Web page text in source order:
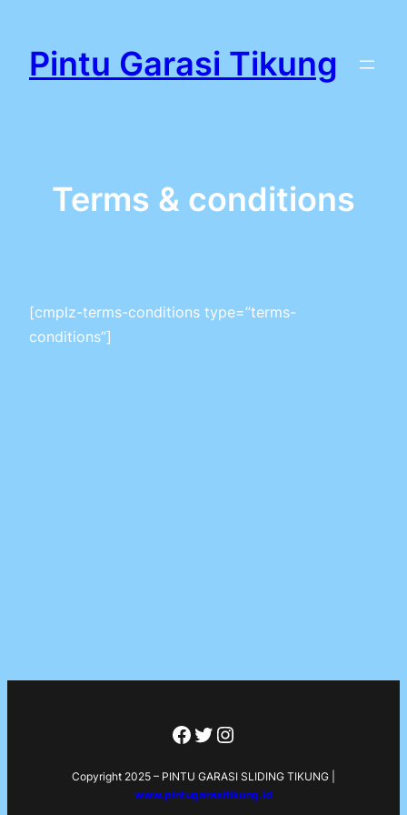
kontenPintu Garasi Tikung
Terms & conditions
[cmplz-terms-conditions type=”terms-
conditions”]
Facebook
Twitter
Instagram
Copyright 2025 – PINTU GARASI SLIDING TIKUNG |
www.pintugarasitikung.id